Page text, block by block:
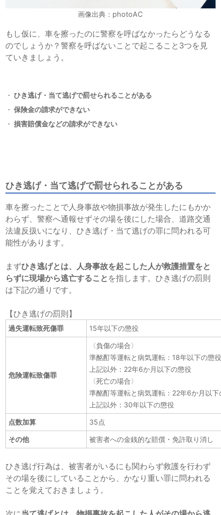
画像出典：photoAC
もし仮に、車を擦ったのに警察を呼ばなかったらどうなる
のでしょうか？警察を呼ばないことで起こること3つを見
ていきましょう。
ひき逃げ・当て逃げで罰せられることがある
保険金の請求ができない
損害賠償金などの請求ができない
ひき逃げ・当て逃げで罰せられることがある
車を擦ったことで人身事故や物損事故が発生したにもかか
わらず、警察へ通報せずその場を後にした場合、道路交通
法違反扱いになり、ひき逃げ・当て逃げの罪に問われる可
能性があります。
まずひき逃げとは、人身事故を起こした人が救護措置をと
らずに現場から逃亡すること を指します。ひき逃げの罰則
は下記の通りです。
【ひき逃げの罰則】
過失運転致死傷罪 15年以下の懲役
危険運転致傷罪
〈負傷の場合〉
準酩酊等運転と病気運転：18年以下の懲
上記以外：22年6か月以下の懲役
〈死亡の場合〉
準酩酊等運転と病気運転：22年6か月以下
上記以外：30年以下の懲役
点数加算 35点
その他 被害者への金銭的な賠償・免許取り消し
ひき逃げ行為は、被害者がいるにも関わらず救護を行わず
その場を後にしていることから、かなり重い罪に問われる
ことを覚えておきましょう。